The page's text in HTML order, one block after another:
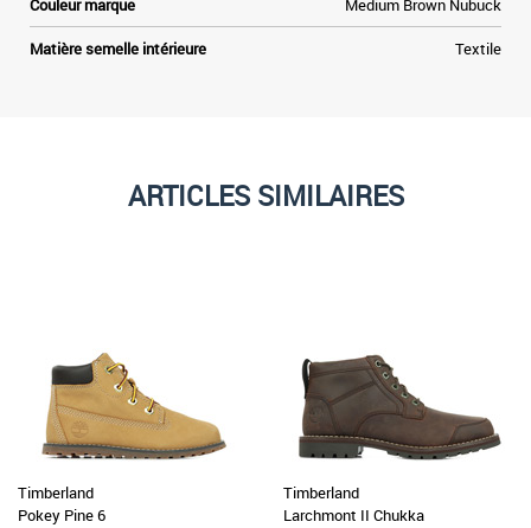
Couleur marque Medium Brown Nubuck
Matière semelle intérieure Textile
ARTICLES SIMILAIRES
Timberland
Pokey Pine 6
Timberland
Larchmont II Chukka